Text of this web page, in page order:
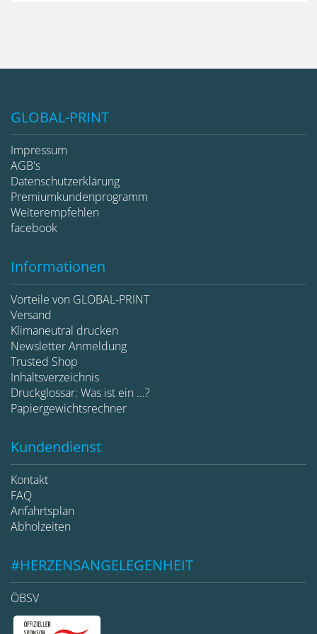
GLOBAL-PRINT
Impressum
AGB's
Datenschutzerklärung
Premiumkundenprogramm
Weiterempfehlen
facebook
Informationen
Vorteile von GLOBAL-PRINT
Versand
Klimaneutral drucken
Newsletter Anmeldung
Trusted Shop
Inhaltsverzeichnis
Druckglossar: Was ist ein ...?
Papiergewichtsrechner
Kundendienst
Kontakt
FAQ
Anfahrtsplan
Abholzeiten
#HERZENSANGELEGENHEIT
ÖBSV